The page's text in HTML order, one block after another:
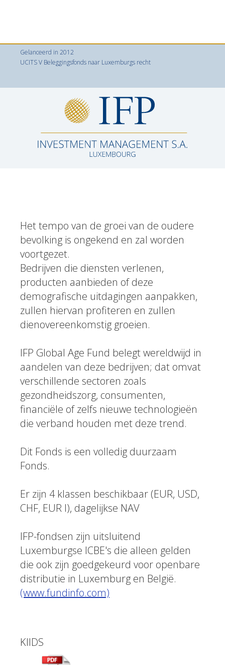
Gelanceerd in 2012
UCITS V Beleggingsfonds naar Luxemburgs recht
Het tempo van de groei van de oudere
bevolking is ongekend en zal worden
voortgezet.
Bedrijven die diensten verlenen,
producten aanbieden of deze
demografische uitdagingen aanpakken,
zullen hiervan profiteren en zullen
dienovereenkomstig groeien.
IFP Global Age Fund belegt wereldwijd in
aandelen van deze bedrijven; dat omvat
verschillende sectoren zoals
gezondheidszorg, consumenten,
financiële of zelfs nieuwe technologieën
die verband houden met deze trend.
Dit Fonds is een volledig duurzaam
Fonds.
Er zijn 4 klassen beschikbaar (EUR, USD,
CHF, EUR I), dagelijkse NAV
IFP-fondsen zijn uitsluitend
Luxemburgse ICBE's die alleen gelden
die ook zijn goedgekeurd voor openbare
distributie in Luxemburg en België.
(www.fundinfo.com)
KIIDS